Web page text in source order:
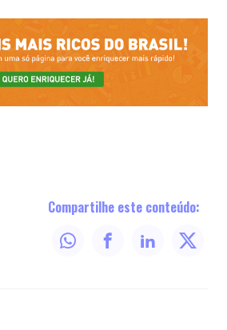
Compartilhe este conteúdo: